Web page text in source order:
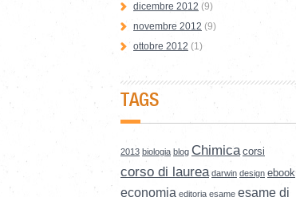
dicembre 2012 (9)
novembre 2012 (9)
ottobre 2012 (1)
TAGS
2013 biologia blog Chimica corsi
corso di laurea darwin design ebook
economia editoria esame esame di